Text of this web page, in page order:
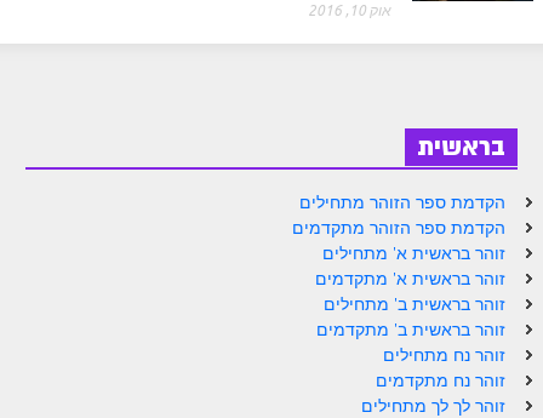
ספר הזוהר לך לך מתחילים
ספר הזוהר לך לך מתקדמים
ספר הזוהר וירא מתחילים
ספר הזוהר וירא מתקדמים
ספר הזוהר חיי שרה מתחילים
ספר הזוהר חיי שרה מתקדמים
ספר הזוהר תולדות מתחילים
אוק 10, 2016
בראשית
הקדמת ספר הזוהר מתחילים
הקדמת ספר הזוהר מתקדמים
זוהר בראשית א' מתחילים
זוהר בראשית א' מתקדמים
זוהר בראשית ב' מתחילים
זוהר בראשית ב' מתקדמים
זוהר נח מתחילים
זוהר נח מתקדמים
זוהר לך לך מתחילים